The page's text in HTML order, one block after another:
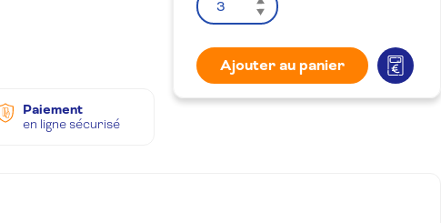
Paiement
en ligne sécurisé
Ajouter au panier